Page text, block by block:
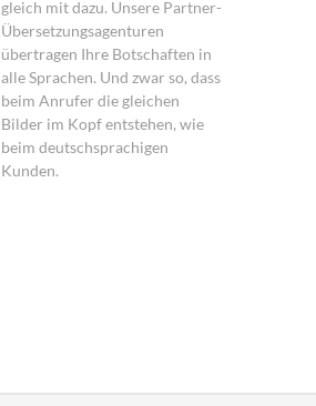
gleich mit dazu. Unsere Partner-
Übersetzungsagenturen
übertragen Ihre Botschaften in
alle Sprachen. Und zwar so, dass
beim Anrufer die gleichen
Bilder im Kopf entstehen, wie
beim deutschsprachigen
Kunden.